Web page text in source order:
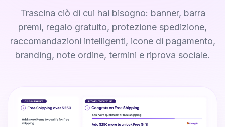
Trascina ciò di cui hai bisogno: banner, barra
premi, regalo gratuito, protezione spedizione,
raccomandazioni intelligenti, icone di pagamento,
branding, note ordine, termini e riprova sociale.